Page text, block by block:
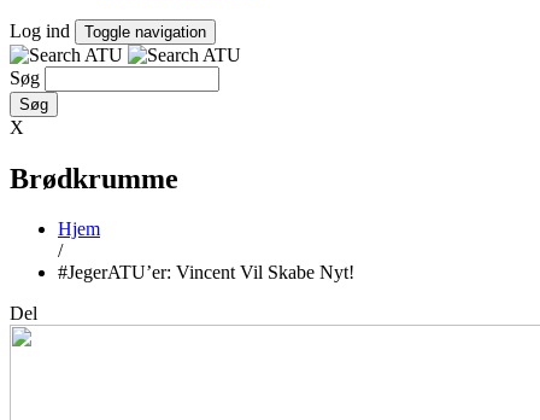
Log ind Toggle navigation
Søg
X
Brødkrumme
Hjem
/
#JegerATU’er: Vincent Vil Skabe Nyt!
Del